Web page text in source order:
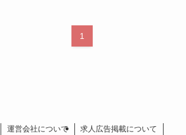
1
運営会社について 求人広告掲載について